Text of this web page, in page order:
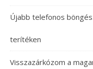
Újabb telefonos
terítéken
Visszazárkózom a